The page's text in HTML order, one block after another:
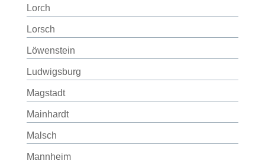
Lorch
Lorsch
Löwenstein
Ludwigsburg
Magstadt
Mainhardt
Malsch
Mannheim